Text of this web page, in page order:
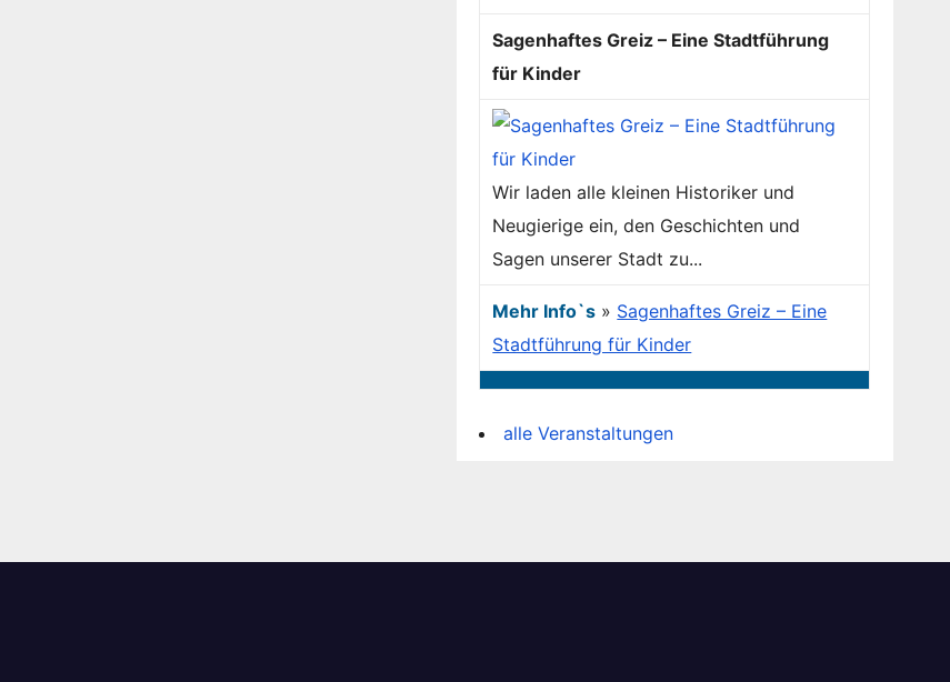
Sagenhaftes Greiz – Eine Stadtführung
für Kinder
Wir laden alle kleinen Historiker und
Neugierige ein, den Geschichten und
Sagen unserer Stadt zu...
Mehr Info`s » Sagenhaftes Greiz – Eine
Stadtführung für Kinder
alle Veranstaltungen